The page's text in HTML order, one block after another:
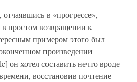
в «прогрессе»,
простом возвращении к
примером этого был
произведении
он хотел составить нечто вроде
восстановив почтение